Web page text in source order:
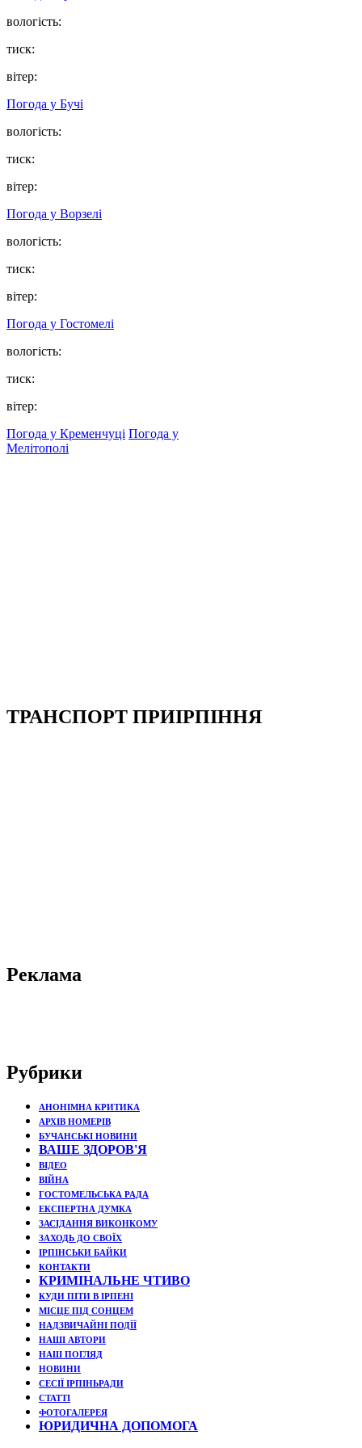
вологість:
тиск:
вітер:
Погода у Бучі
вологість:
тиск:
вітер:
Погода у Ворзелі
вологість:
тиск:
вітер:
Погода у Гостомелі
вологість:
тиск:
вітер:
Погода у Кременчуці Погода у
Мелітополі
ТРАНСПОРТ ПРИІРПІННЯ
Реклама
Рубрики
АНОНІМНА КРИТИКА
АРХІВ НОМЕРІВ
БУЧАНСЬКІ НОВИНИ
ВАШЕ ЗДОРОВ'Я
ВІДЕО
ВІЙНА
ГОСТОМЕЛЬСЬКА РАДА
ЕКСПЕРТНА ДУМКА
ЗАСІДАННЯ ВИКОНКОМУ
ЗАХОДЬ ДО СВОЇХ
ІРПІНСЬКИ БАЙКИ
КОНТАКТИ
КРИМІНАЛЬНЕ ЧТИВО
КУДИ ПІТИ В ІРПЕНІ
МІСЦЕ ПІД СОНЦЕМ
НАДЗВИЧАЙНІ ПОДЇЇ
НАШІ АВТОРИ
НАШ ПОГЛЯД
НОВИНИ
СЕСІЇ ІРПІНЬРАДИ
СТАТТІ
ФОТОГАЛЕРЕЯ
ЮРИДИЧНА ДОПОМОГА